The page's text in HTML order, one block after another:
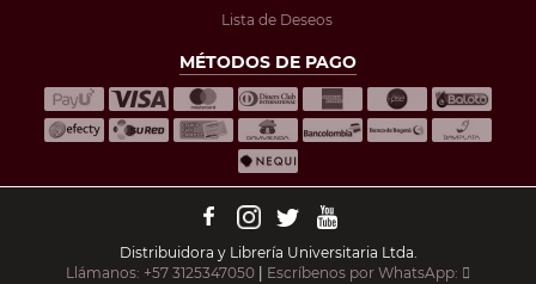
Lista de Deseos
MÉTODOS DE PAGO
Distribuidora y Librería Universitaria Ltda.
Llámanos: +57 3125347050
Escríbenos por WhatsApp: